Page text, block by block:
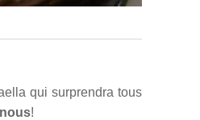
qui surprendra tous
!